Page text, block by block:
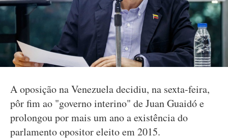
A oposição na Venezuela decidiu, na sexta-feira,
pôr fim ao "governo interino" de Juan Guaidó e
prolongou por mais um ano a existência do
parlamento opositor eleito em 2015.